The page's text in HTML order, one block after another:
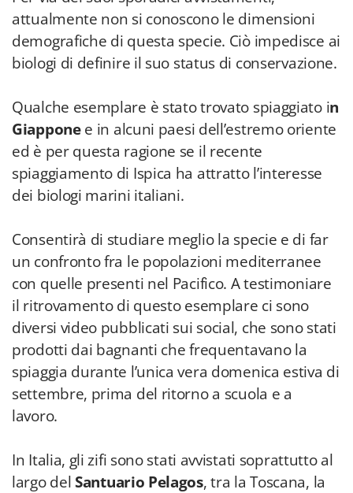
attualmente non si conoscono le dimensioni
demografiche di questa specie. Ciò impedisce ai
biologi di definire il suo status di conservazione.
Qualche esemplare è stato trovato spiaggiato in
Giapponee in alcuni paesi dell’estremo oriente
ed è per questa ragione se il recente
spiaggiamento di Ispica ha attratto l’interesse
dei biologi marini italiani.
Consentirà di studiare meglio la specie e di far
un confronto fra le popolazioni mediterranee
con quelle presenti nel Pacifico. A testimoniare
il ritrovamento di questo esemplare ci sono
diversi video pubblicati sui social, che sono stati
prodotti dai bagnanti che frequentavano la
spiaggia durante l’unica vera domenica estiva di
settembre, prima del ritorno a scuola e a
lavoro.
In Italia, gli zifi sono stati avvistati soprattutto al
largo delSantuario Pelagos, tra la Toscana, la